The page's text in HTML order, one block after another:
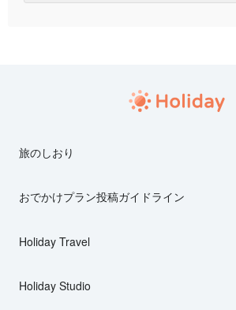
旅のしおり
おでかけプラン投稿ガイドライン
Holiday Travel
Holiday Studio